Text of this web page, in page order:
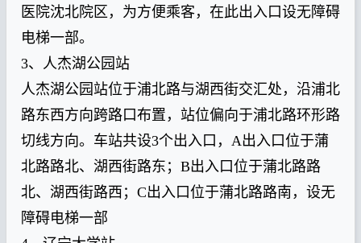
医院沈北院区，为方便乘客，在此出入口设无障碍
电梯一部。
3、人杰湖公园站
人杰湖公园站位于浦北路与湖西街交汇处，沿浦北
路东西方向跨路口布置，站位偏向于浦北路环形路
切线方向。车站共设3个出入口，A出入口位于蒲
北路路北、湖西街路东；B出入口位于蒲北路路
北、湖西街路西；C出入口位于蒲北路路南，设无
障碍电梯一部